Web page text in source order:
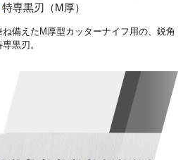
特専黒刃（M厚）
備えたM厚型カッターナイフ用の、鋭角
黒刃。